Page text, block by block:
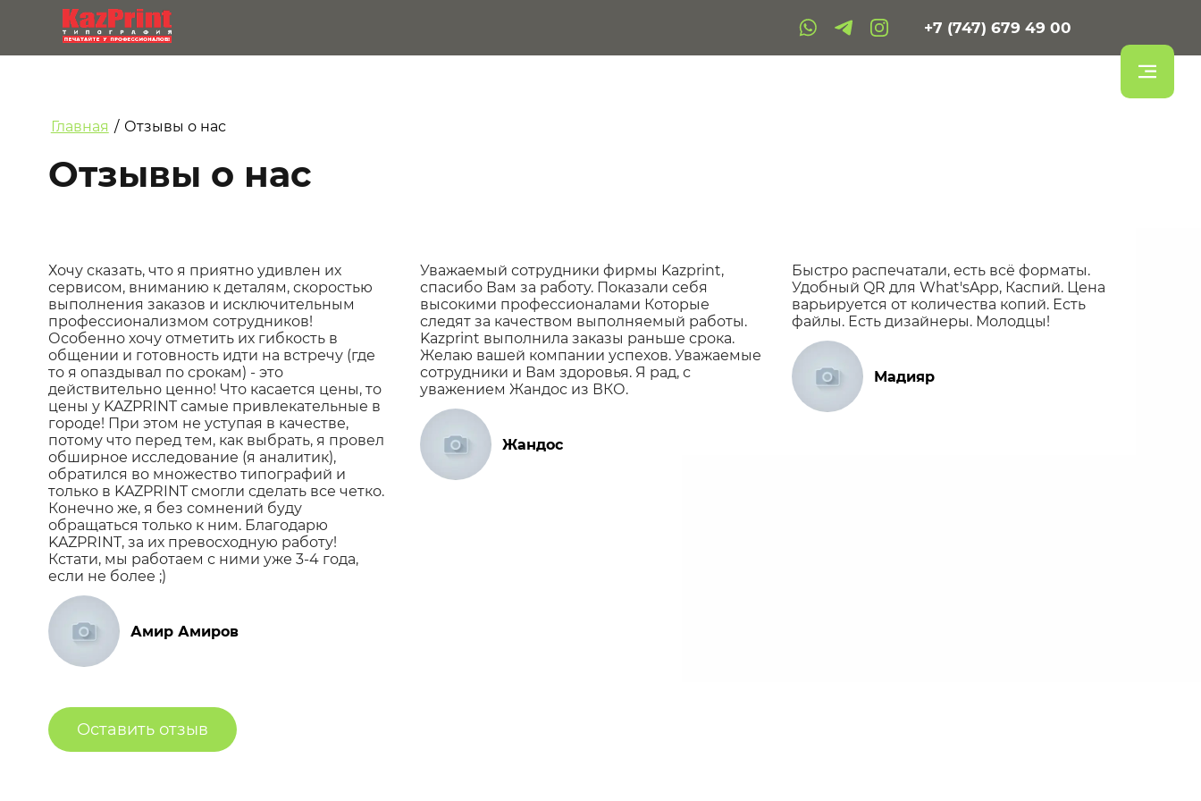
+7 (747) 679 49 00
Главная / Отзывы о нас
Отзывы о нас
Хочу сказать, что я приятно удивлен их
сервисом, вниманию к деталям, скоростью
выполнения заказов и исключительным
профессионализмом сотрудников!
Особенно хочу отметить их гибкость в
общении и готовность идти на встречу (где
то я опаздывал по срокам) - это
действительно ценно! Что касается цены, то
цены у KAZPRINT самые привлекательные в
городе! При этом не уступая в качестве,
потому что перед тем, как выбрать, я провел
обширное исследование (я аналитик),
обратился во множество типографий и
только в KAZPRINT смогли сделать все четко.
Конечно же, я без сомнений буду
обращаться только к ним. Благодарю
KAZPRINT, за их превосходную работу!
Кстати, мы работаем с ними уже 3-4 года,
если не более ;)
Амир Амиров
Уважаемый сотрудники фирмы Kazprint,
спасибо Вам за работу. Показали себя
высокими профессионалами Которые
следят за качеством выполняемый работы.
Kazprint выполнила заказы раньше срока.
Желаю вашей компании успехов. Уважаемые
сотрудники и Вам здоровья. Я рад, с
уважением Жандос из ВКО.
Жандос
Быстро распечатали, есть всё форматы.
Удобный QR для What'sApp, Каспий. Цена
варьируется от количества копий. Есть
файлы. Есть дизайнеры. Молодцы!
Мадияр
Оставить отзыв